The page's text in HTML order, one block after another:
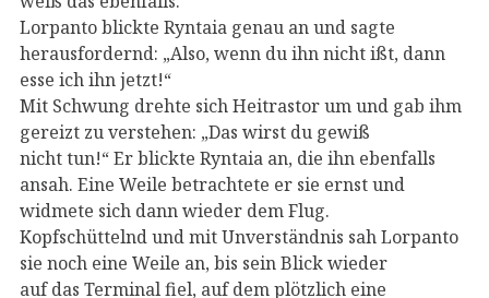
Lorpanto blickte Ryntaia genau an und sagte
herausfordernd: „Also, wenn du ihn nicht ißt, dann
esse ich ihn jetzt!“
Mit Schwung drehte sich Heitrastor um und gab ihm
gereizt zu verstehen: „Das wirst du gewiß
nicht tun!“ Er blickte Ryntaia an, die ihn ebenfalls
ansah. Eine Weile betrachtete er sie ernst und
widmete sich dann wieder dem Flug.
Kopfschüttelnd und mit Unverständnis sah Lorpanto
sie noch eine Weile an, bis sein Blick wieder
auf das Terminal fiel, auf dem plötzlich eine